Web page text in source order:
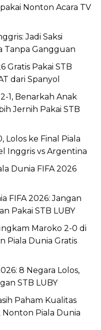
Nonton Acara TV
Jadi Saksi
Tanpa Gangguan
Gratis Pakai STB
dari Spanyol
1, Benarkah Anak
Jernih Pakai STB
Lolos ke Final Piala
Inggris vs Argentina
Dunia FIFA 2026
FIFA 2026: Jangan
Pakai STB LUBY
Maroko 2-0 di
Piala Dunia Gratis
8 Negara Lolos,
STB LUBY
Paham Kualitas
Nonton Piala Dunia